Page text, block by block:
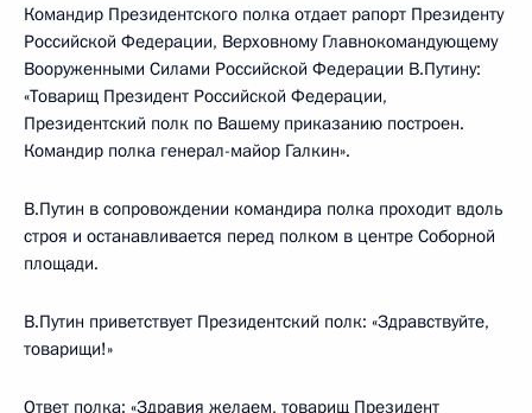
Командир Президентского полка отдает рапорт Президенту
Российской Федерации, Верховному Главнокомандующему
Вооруженными Силами Российской Федерации В.Путину:
«Товарищ Президент Российской Федерации,
Президентский полк по Вашему приказанию построен.
Командир полка генерал-майор Галкин».
В.Путин в сопровождении командира полка проходит вдоль
строя и останавливается перед полком в центре Соборной
площади.
В.Путин приветствует Президентский полк: «Здравствуйте,
товарищи!»
Ответ полка: «Здравия желаем, товарищ Президент